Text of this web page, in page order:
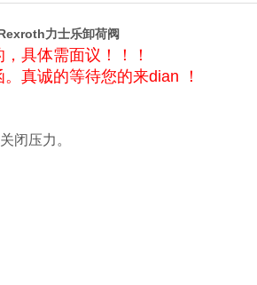
力士乐卸荷阀
具体需面议！！！
真诚的等待您的来dian ！
闭压力。